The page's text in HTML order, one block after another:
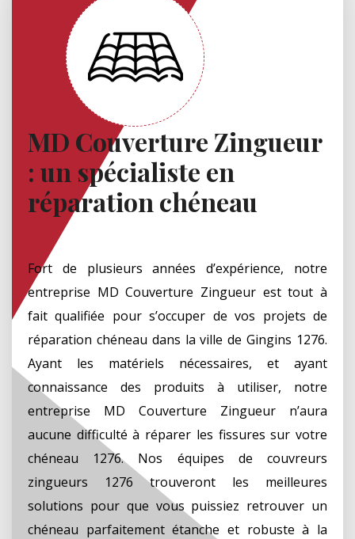
MD Couverture Zingueur
: un spécialiste en
réparation chéneau
Fort de plusieurs années d’expérience, notre
entreprise MD Couverture Zingueur est tout à
fait qualifiée pour s’occuper de vos projets de
réparation chéneau dans la ville de Gingins 1276.
Ayant les matériels nécessaires, et ayant
connaissance des produits à utiliser, notre
entreprise MD Couverture Zingueur n’aura
aucune difficulté à réparer les fissures sur votre
chéneau 1276. Nos équipes de couvreurs
zingueurs 1276 trouveront les meilleures
solutions pour que vous puissiez retrouver un
chéneau parfaitement étanche et robuste à la